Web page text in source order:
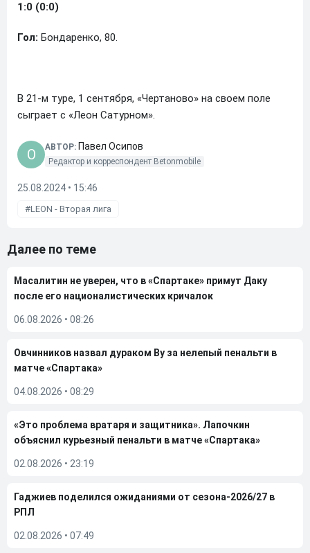
1:0 (0:0)
Гол: Бондаренко, 80.
В 21-м туре, 1 сентября, «Чертаново» на своем поле
сыграет с «Леон Сатурном».
O АВТОР: Павел Осипов
Редактор и корреспондент Betonmobile
25.08.2024 • 15:46
LEON - Вторая лига
Далее по теме
Масалитин не уверен, что в «Спартаке» примут Даку
после его националистических кричалок
06.08.2026 • 08:26
Овчинников назвал дураком Ву за нелепый пенальти в
матче «Спартака»
04.08.2026 • 08:29
«Это проблема вратаря и защитника». Лапочкин
объяснил курьезный пенальти в матче «Спартака»
02.08.2026 • 23:19
Гаджиев поделился ожиданиями от сезона-2026/27 в
РПЛ
02.08.2026 • 07:49